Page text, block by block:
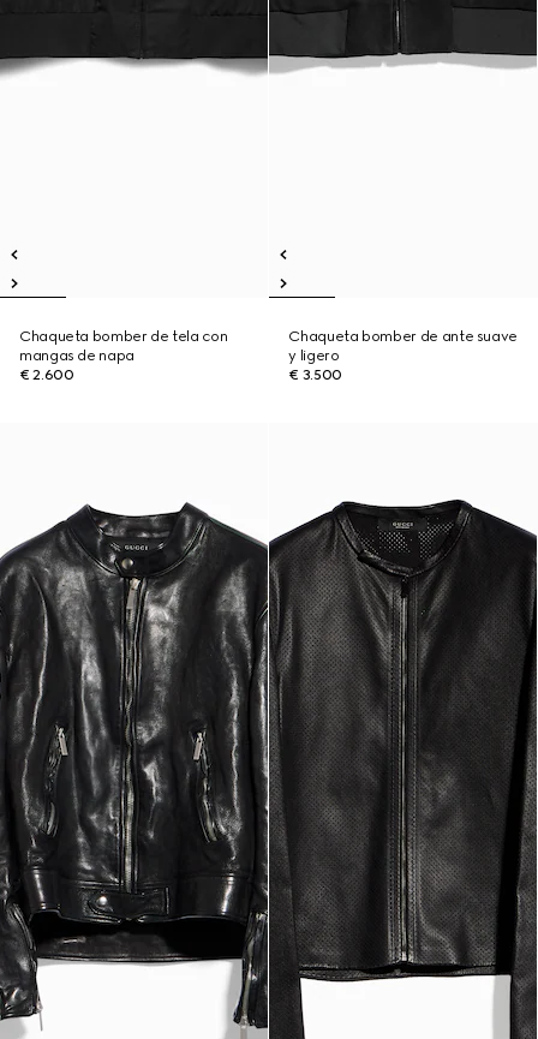
Chaqueta bomber de tela con
mangas de napa
€ 2.600
Chaqueta bomber de ante suave
y ligero
€ 3.500